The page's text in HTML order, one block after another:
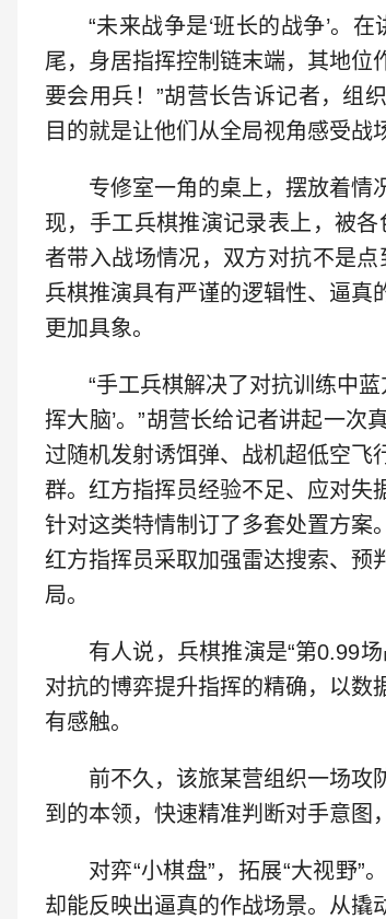
“未来战争是‘班长的战争’。
尾，身居指挥控制链末端，其地位
要会用兵！”胡营长告诉记者，组
目的就是让他们从全局视角感受战
专修室一角的桌上，摆放着情
现，手工兵棋推演记录表上，被
者带入战场情况，双方对抗不是点
兵棋推演具有严谨的逻辑性、逼真
更加具象。
“手工兵棋解决了对抗训练中蓝
挥大脑’。”胡营长给记者讲起一
过随机发射诱饵弹、战机超低空飞
群。红方指挥员经验不足、应对失
针对这类特情制订了多套处置方案
红方指挥员采取加强雷达搜索、预
局。
有人说，兵棋推演是“第0.99
对抗的博弈提升指挥的精确，以数
有感触。
前不久，该旅某营组织一场攻
到的本领，快速精准判断对手意图
对弈“小棋盘”，拓展“大视野”
却能反映出逼真的作战场景。从撬